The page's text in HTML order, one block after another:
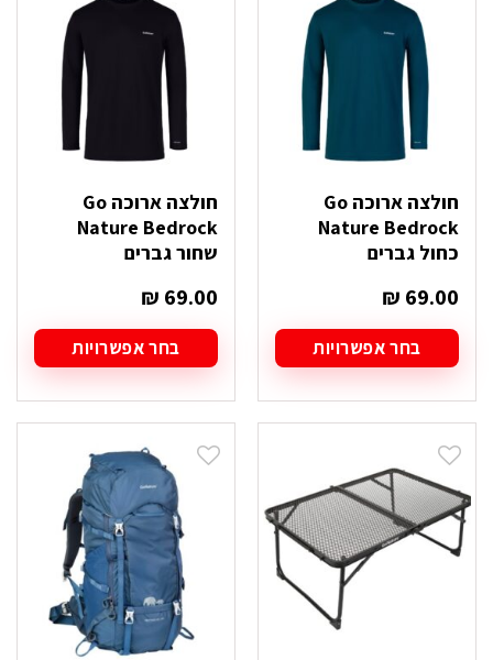
לבחור
האפשרויות
בעמוד
המוצר
לבחור
האפשרויות
בעמוד
חולצה ארוכה Go
Nature Bedrock
כחול גברים
₪ 69.00
בחר אפשרויות
זה
יש
סוגים.
ניתן
לבחור
את
האפשרויות
בעמוד
חולצה ארוכה Go
Nature Bedrock
שחור גברים
₪ 69.00
בחר אפשרויות
זה
יש
סוגים.
לבחור
האפשרויות
בעמוד
המוצר